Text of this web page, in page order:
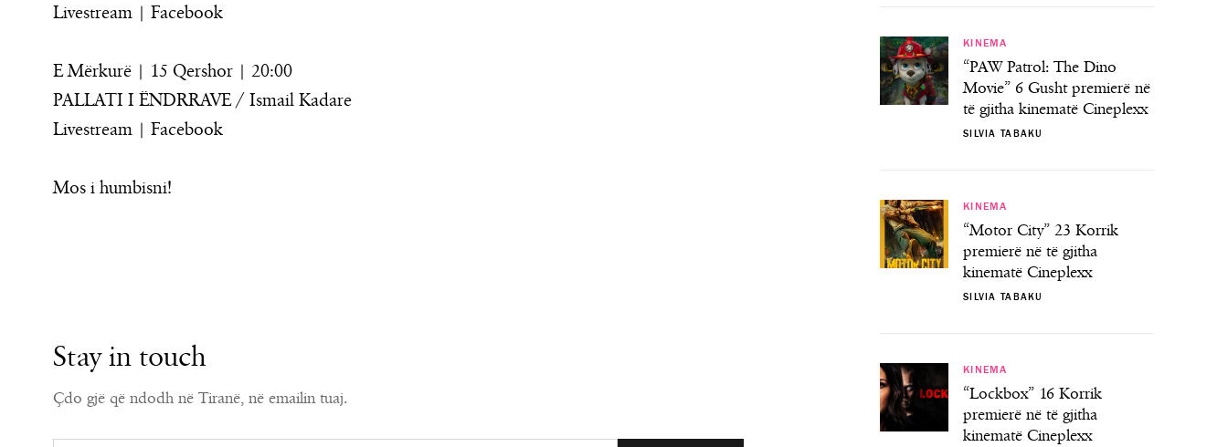
Livestream | Facebook
E Mërkurë | 15 Qershor | 20:00
PALLATI I ËNDRRAVE / Ismail Kadare
Livestream | Facebook
Mos i humbisni!
Stay in touch
Çdo gjë që ndodh në Tiranë, në emailin tuaj.
KINEMA
“PAW Patrol: The Dino
Movie” 6 Gusht premierë në
të gjitha kinematë Cineplexx
SILVIA TABAKU
KINEMA
“Motor City” 23 Korrik
premierë në të gjitha
kinematë Cineplexx
SILVIA TABAKU
KINEMA
“Lockbox” 16 Korrik
premierë në të gjitha
kinematë Cineplexx